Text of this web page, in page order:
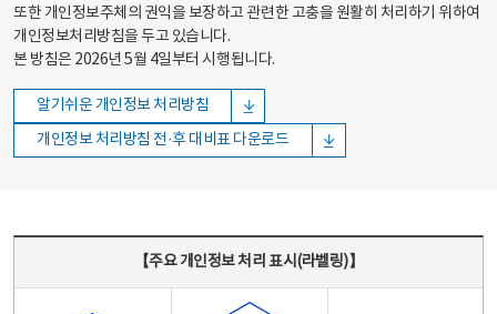
또한 개인정보주체의 권익을 보장하고 관련한 고충을 원활히 처리하기 위하여
개인정보처리방침을 두고 있습니다.
본 방침은 2026년 5월 4일부터 시행됩니다.
알기쉬운 개인정보 처리방침
개인정보 처리방침 전·후 대비표 다운로드
【주요 개인정보 처리 표시(라벨링)】